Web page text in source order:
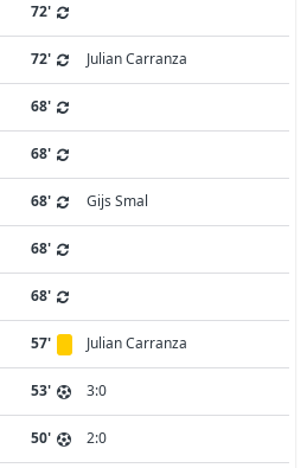
72'
72' Julian Carranza
68'
68'
68' Gijs Smal
68'
68'
57' Julian Carranza
53' 3:0
50' 2:0